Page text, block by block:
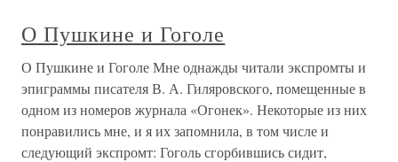
О Пушкине и Гоголе
О Пушкине и Гоголе Мне однажды читали экспромты и
эпиграммы писателя В. А. Гиляровского, помещенные в
одном из номеров журнала «Огонек». Некоторые из них
понравились мне, и я их запомнила, в том числе и
следующий экспромт: Гоголь сгорбившись сидит,